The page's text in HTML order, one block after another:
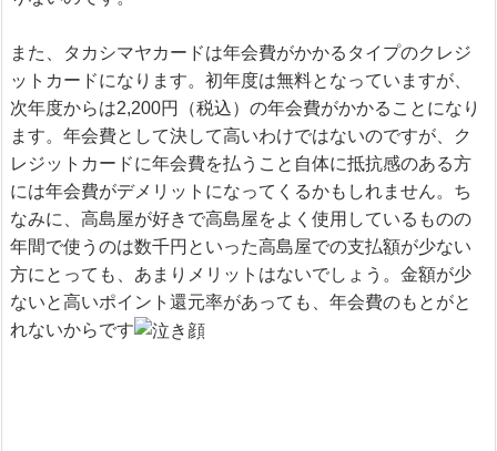
また、タカシマヤカードは年会費がかかるタイプのクレジ
ットカードになります。初年度は無料となっていますが、
次年度からは2,200円（税込）の年会費がかかることになり
ます。年会費として決して高いわけではないのですが、ク
レジットカードに年会費を払うこと自体に抵抗感のある方
には年会費がデメリットになってくるかもしれません。ち
なみに、高島屋が好きで高島屋をよく使用しているものの
年間で使うのは数千円といった高島屋での支払額が少ない
方にとっても、あまりメリットはないでしょう。金額が少
ないと高いポイント還元率があっても、年会費のもとがと
れないからです